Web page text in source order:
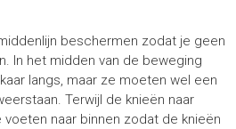
beschermen zodat je geen
In het midden van de beweging
langs, maar ze moeten wel een
Terwijl de knieën naar
naar binnen zodat de knieën